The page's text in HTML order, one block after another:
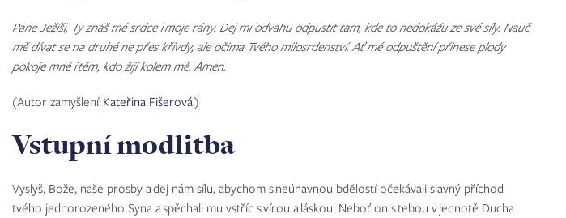
Pane Ježíši, Ty znáš mé srdce i moje rány. Dej mi odvahu odpustit tam, kde to nedokážu ze své síly. Nauč
mě dívat se na druhé ne přes křivdy, ale očima Tvého milosrdenství. Ať mé odpuštění přinese plody
pokoje mně i těm, kdo žijí kolem mě. Amen.
(Autor zamyšlení:Kateřina Fišerová)
Vstupní modlitba
Vyslyš, Bože, naše prosby a dej nám sílu, abychom s neúnavnou bdělostí očekávali slavný příchod
tvého jednorozeného Syna a spěchali mu vstříc s vírou a láskou. Neboť on s tebou v jednotě Ducha